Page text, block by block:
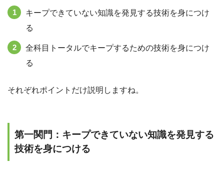
キープできていない知識を発見する技術を身につけ
る
全科目トータルでキープするための技術を身につけ
る
それぞれポイントだけ説明しますね。
第一関門：キープできていない知識を発見する
技術を身につける